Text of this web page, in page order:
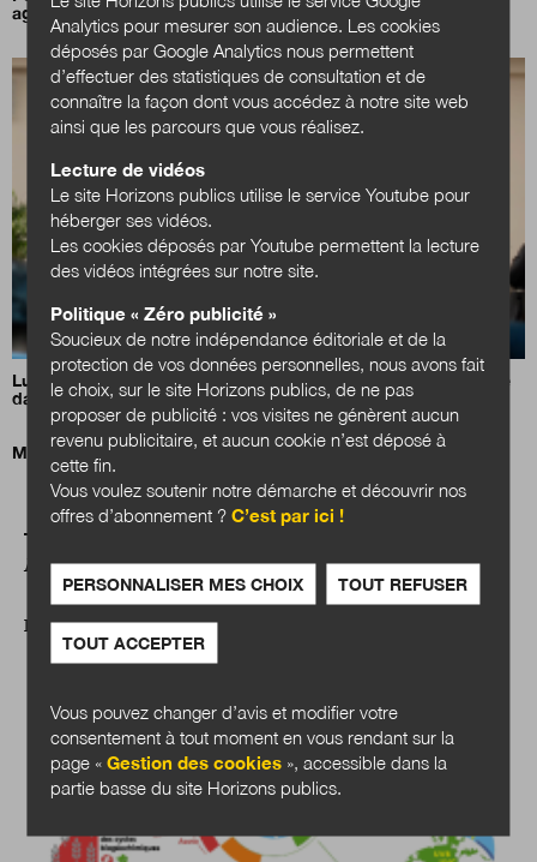
agents ?
Luc Carvounas appelle à inscrire l’action sociale de proximité
dans la durée
Mission santé ! L’exemple néerlandais de Health~Holland
A LIRE AUSSI
DOSSIER
Analytics pour mesurer son audience. Les cookies
déposés par Google Analytics nous permettent
d’effectuer des statistiques de consultation et de
connaître la façon dont vous accédez à notre site web
ainsi que les parcours que vous réalisez.
Lecture de vidéos
Le site Horizons publics utilise le service Youtube pour
héberger ses vidéos.
Les cookies déposés par Youtube permettent la lecture
des vidéos intégrées sur notre site.
Politique « Zéro publicité »
Soucieux de notre indépendance éditoriale et de la
protection de vos données personnelles, nous avons fait
le choix, sur le site Horizons publics, de ne pas
proposer de publicité : vos visites ne génèrent aucun
revenu publicitaire, et aucun cookie n’est déposé à
cette fin.
Vous voulez soutenir notre démarche et découvrir nos
offres d’abonnement ?C’est par ici !
PERSONNALISER MES CHOIX TOUT REFUSER
TOUT ACCEPTER
Vous pouvez changer d’avis et modifier votre
consentement à tout moment en vous rendant sur la
page «Gestion des cookies », accessible dans la
partie basse du site Horizons publics.